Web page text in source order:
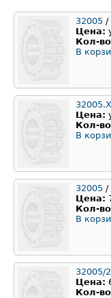
32005 /
Цена:
Кол-
В
Цена:
Кол-
В
32005 /
Цена:
Кол-
В
32005/
Цена:
Кол-